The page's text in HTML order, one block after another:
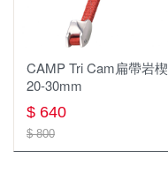
CAMP Tri Cam扁帶岩楔
20-30mm
$ 640
$ 800